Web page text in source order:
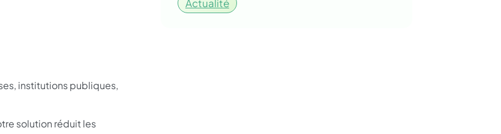
institutions publiques,
solution réduit les
Actualité